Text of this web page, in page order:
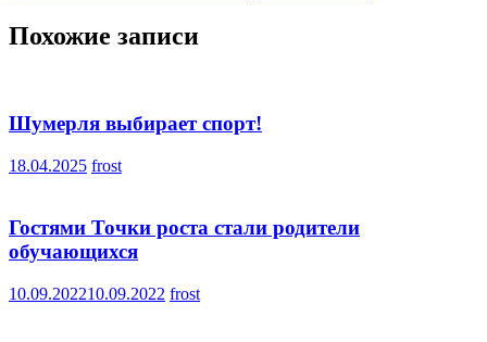
Похожие записи
Шумерля выбирает спорт!
18.04.2025 frost
Гостями Точки роста стали родители
обучающихся
10.09.202210.09.2022 frost